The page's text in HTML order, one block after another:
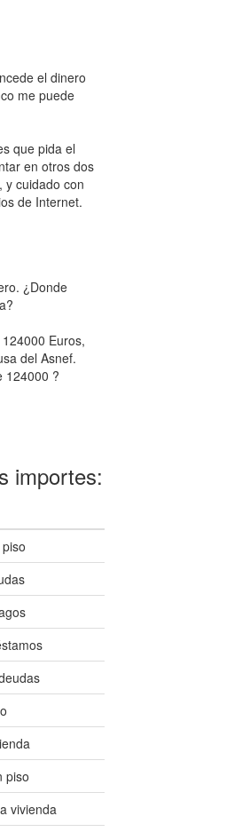
el dinero
me puede
que pida el
en otros dos
y cuidado con
de Internet.
¿Donde
Euros,
del Asnef.
124000 ?
importes:
piso
vivienda